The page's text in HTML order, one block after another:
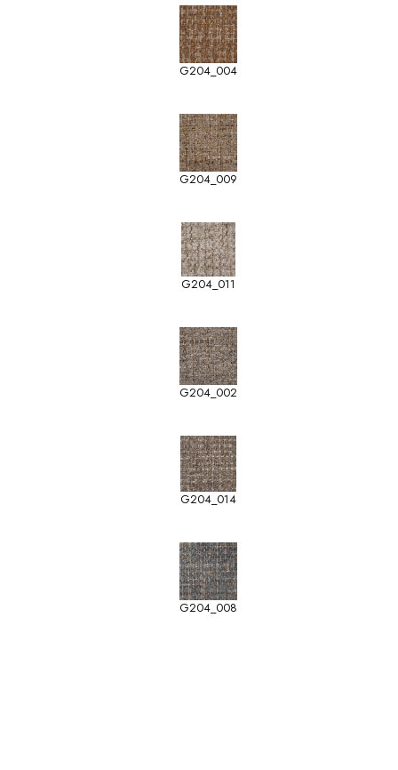
G204_004
G204_009
G204_011
G204_002
G204_014
G204_008